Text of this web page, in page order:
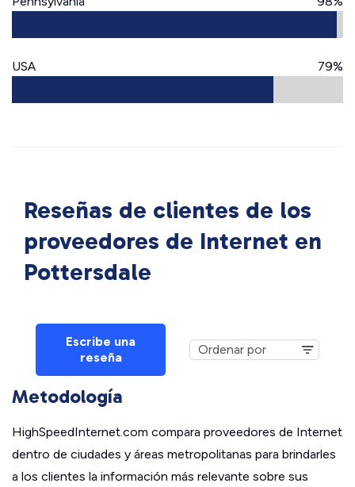
USA 79%
Reseñas de clientes de los
proveedores de Internet en
Pottersdale
Escribe una
reseña
Metodología
HighSpeedInternet.com compara proveedores de Internet
dentro de ciudades y áreas metropolitanas para brindarles
a los clientes la información más relevante sobre sus